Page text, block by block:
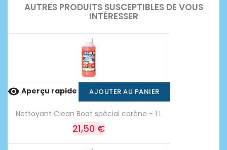
AUTRES PRODUITS SUSCEPTIBLES DE VOUS
INTÉRESSER
 Aperçu rapide AJOUTER AU PANIER
Nettoyant Clean Boat spécial carène - 1 L
21,50 €